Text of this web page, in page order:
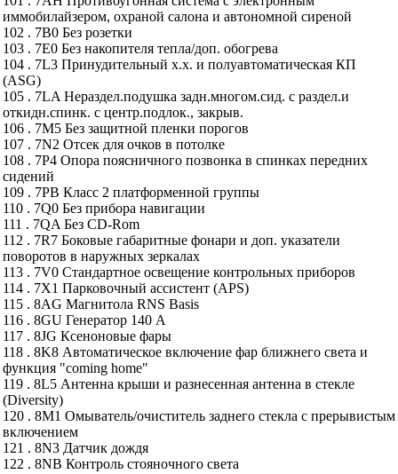
иммобилайзером, охраной салона и автономной сиреной
102 . 7B0 Без розетки
103 . 7E0 Без накопителя тепла/доп. обогрева
104 . 7L3 Принудительный х.х. и полуавтоматическая КП
(ASG)
105 . 7LA Нераздел.подушка задн.многом.сид. с раздел.и
откидн.спинк. с центр.подлок., закрыв.
106 . 7M5 Без защитной пленки порогов
107 . 7N2 Отсек для очков в потолке
108 . 7P4 Опора поясничного позвонка в спинках передних
сидений
109 . 7PB Класс 2 платформенной группы
110 . 7Q0 Без прибора навигации
111 . 7QA Без CD-Rom
112 . 7R7 Боковые габаритные фонари и доп. указатели
поворотов в наружных зеркалах
113 . 7V0 Стандартное освещение контрольных приборов
114 . 7X1 Парковочный ассистент (APS)
115 . 8AG Магнитола RNS Basis
116 . 8GU Генератор 140 А
117 . 8JG Ксеноновые фары
118 . 8K8 Автоматическое включение фар ближнего света и
функция "coming home"
119 . 8L5 Антенна крыши и разнесенная антенна в стекле
(Diversity)
120 . 8M1 Омыватель/очиститель заднего стекла с прерывистым
включением
121 . 8N3 Датчик дождя
122 . 8NB Контроль стояночного света